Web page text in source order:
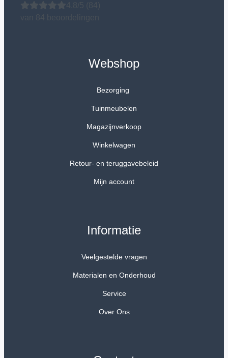
4.8/5
(84)
van 84 beoordelingen
Webshop
Bezorging
Tuinmeubelen
Magazijnverkoop
Winkelwagen
Retour- en teruggavebeleid
Mijn account
Informatie
Veelgestelde vragen
Materialen en Onderhoud
Service
Over Ons